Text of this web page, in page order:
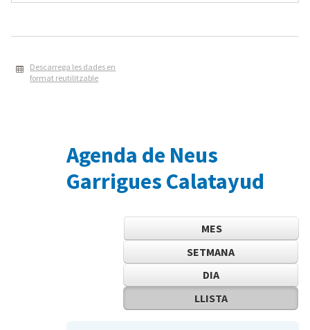
Descarrega les dades en
format reutilitzable
Agenda de Neus
Garrigues Calatayud
MES
SETMANA
DIA
LLISTA